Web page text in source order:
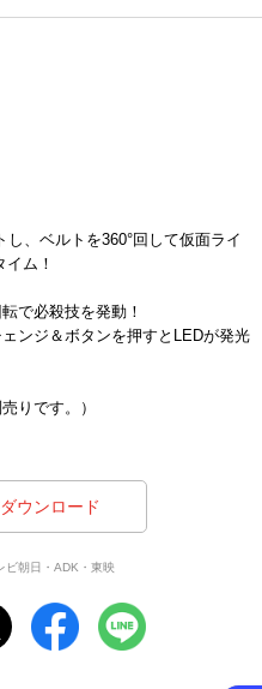
、ベルトを360°回して仮面ライ
ム！
で必殺技を発動！
ンジ＆ボタンを押すとLEDが発光
りです。）
ウンロード
ビ朝日・ADK・東映